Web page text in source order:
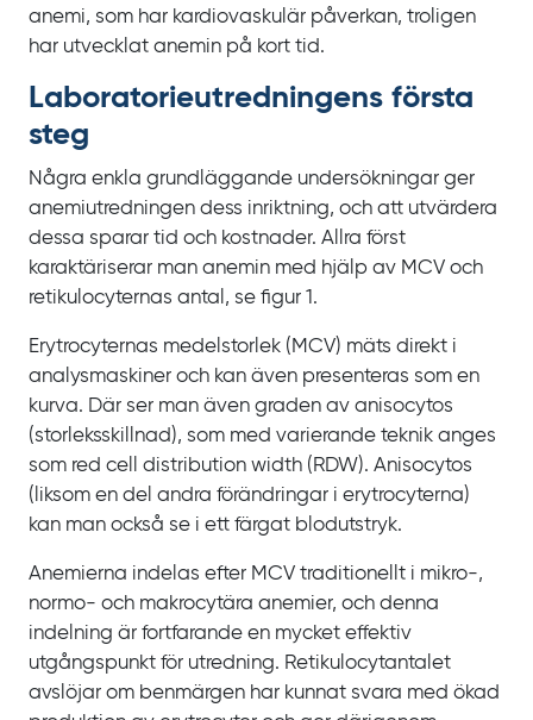
anemi, som har kardiovaskulär påverkan, troligen
har utvecklat anemin på kort tid.
Laboratorie­utredningens första
steg
Några enkla grundläggande undersökningar ger
anemiutredningen dess inriktning, och att utvärdera
dessa sparar tid och kostnader. Allra först
karaktäriserar man anemin med hjälp av MCV och
retikulocyternas antal, se figur 1.
Erytrocyternas medelstorlek (MCV) mäts direkt i
analysmaskiner och kan även presenteras som en
kurva. Där ser man även graden av anisocytos
(storleksskillnad), som med varierande teknik anges
som red cell distribution width (RDW). Anisocytos
(liksom en del andra förändringar i erytrocyterna)
kan man också se i ett färgat blodutstryk.
Anemierna indelas efter MCV traditionellt i mikro-,
normo- och makrocytära anemier, och denna
indelning är fortfarande en mycket effektiv
utgångspunkt för utredning. Retikulocytantalet
avslöjar om benmärgen har kunnat svara med ökad